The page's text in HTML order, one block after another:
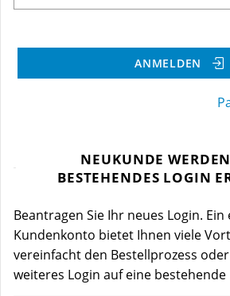
ANMELDEN
NEUKUNDE
BESTEHENDES LOGIN
Beantragen Sie Ihr neues Login. Ein
Kundenkonto bietet Ihnen viele
vereinfacht den Bestellprozess
weiteres Login auf eine